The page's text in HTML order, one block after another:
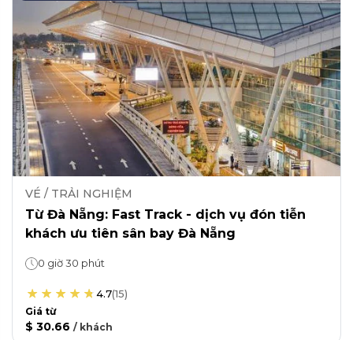
VÉ / TRẢI NGHIỆM
Từ Đà Nẵng: Fast Track - dịch vụ đón tiễn
khách ưu tiên sân bay Đà Nẵng
0 giờ 30 phút
4.7(15)
Giá từ
$ 30.66 / khách